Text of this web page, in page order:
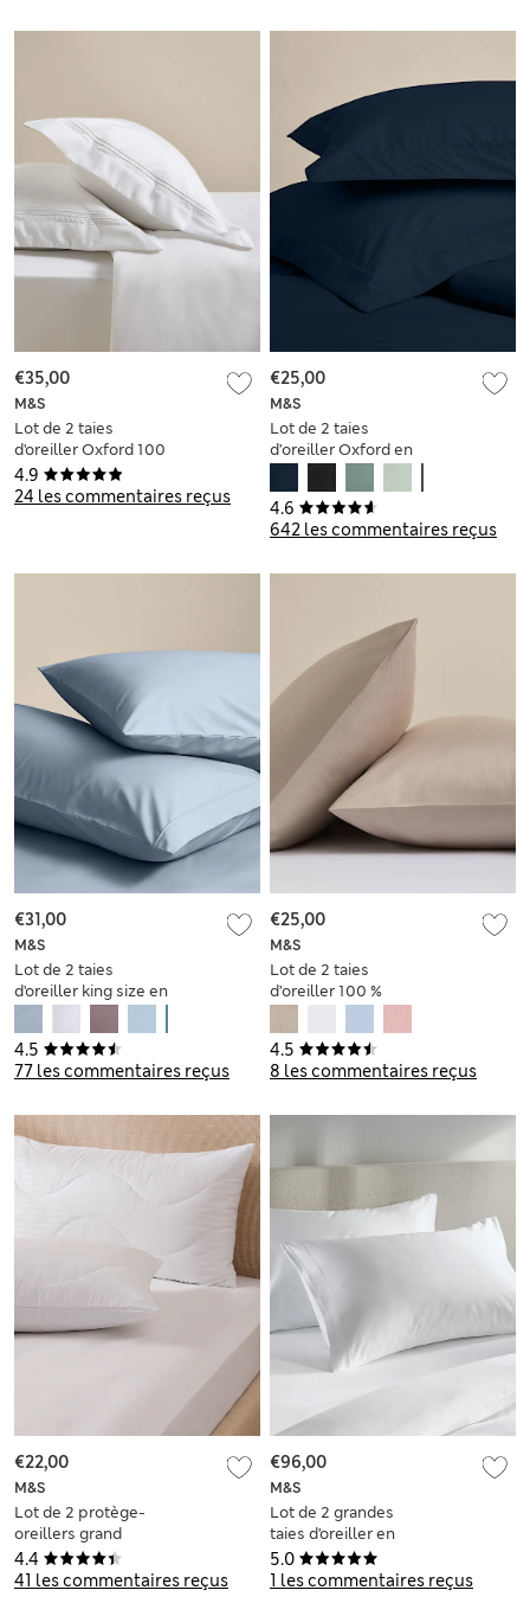
4.9
24 les commentaires reçus
M&S
Lot de 2 taies
d'oreiller Oxford 100
% coton avec une
densité de tissage
€35,00
4.6
642 les commentaires reçus
M&S
Lot de 2 taies
d’oreiller Oxford en
€25,00
4.5
77 les commentaires reçus
M&S
Lot de 2 taies
d'oreiller king size en
densité de tissage
de 230 fils
€31,00
4.5
8 les commentaires reçus
M&S
Lot de 2 taies
d’oreiller 100 %
€25,00
4.4
41 les commentaires reçus
M&S
Lot de 2 protège-
oreillers grand
format, faciles à
laver
€22,00
5.0
1 les commentaires reçus
M&S
Lot de 2 grandes
taies d'oreiller en
coton égyptien avec
densité de tissage
€96,00